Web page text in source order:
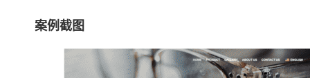
案例截图